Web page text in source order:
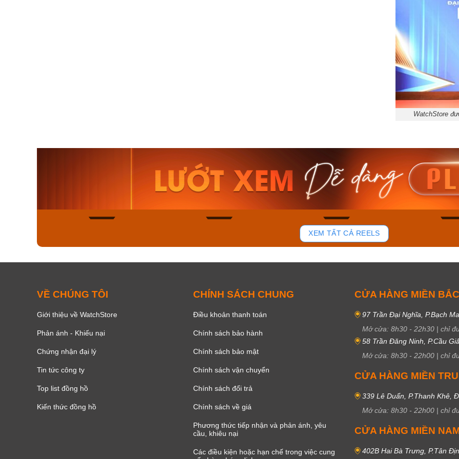
WatchStore
Casio Nam MTS-
115D-1AVDF
2.823.000₫
2.399.550₫
Mua ngay
49
Casio Nam MTS-
RS100L-1AVDF
4.276.000₫
3.634.600₫
Casio
230EL-
Mua
XEM TẤT CẢ REELS
VỀ CHÚNG TÔI
Giới thiệu về WatchStore
Phản ánh - Khiếu nại
Chứng nhận đại lý
Tin tức công ty
Top list đồng hồ
Kiến thức đồng hồ
CHÍNH SÁCH CHUNG
Điều khoản thanh toán
Chính sách bảo hành
Chính sách bảo mật
Chính sách vận chuyển
Chính sách đổi trả
Chính sách về giá
Phương thức tiếp nhận và phản ánh, yêu
cầu, khiêu nại
Các điều kiện hoặc hạn chế trong việc cung
CỬA HÀNG MIỀN BẮC
97 Trần Đại Nghĩa, P.Bạch
Mở cửa: 8h30 - 22h30 | chỉ
58 Trần Đăng Ninh, P.Cầu
Mở cửa: 8h30 - 22h00 | chỉ
CỬA HÀNG MIỀN
339 Lê Duẩn, P.Thanh Khê,
Mở cửa: 8h30 - 22h00 | chỉ
CỬA HÀNG MIỀN
402B Hai Bà Trưng, P.Tân